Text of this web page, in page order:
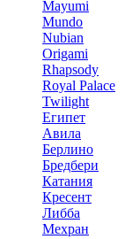
Mayumi
Mundo
Nubian
Origami
Rhapsody
Royal Palace
Twilight
Египет
Авила
Берлино
Бредбери
Катания
Кресент
Либба
Мехран